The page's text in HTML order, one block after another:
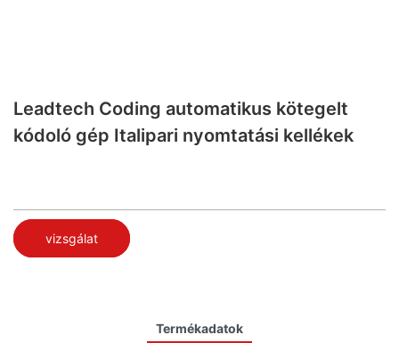
Leadtech Coding automatikus kötegelt
kódoló gép Italipari nyomtatási kellékek
vizsgálat
Termékadatok